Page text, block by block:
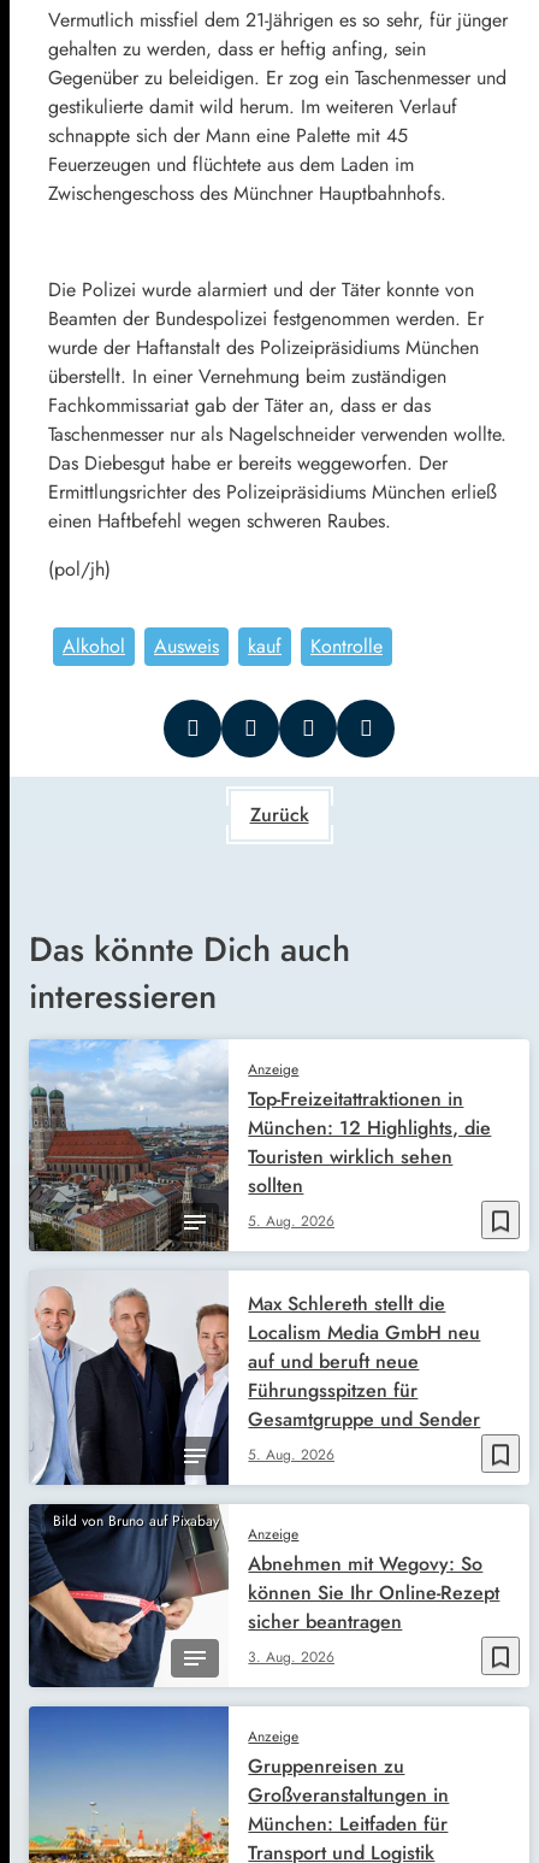
Vermutlich missfiel dem 21-Jährigen es so sehr, für jünger
gehalten zu werden, dass er heftig anfing, sein
Gegenüber zu beleidigen. Er zog ein Taschenmesser und
gestikulierte damit wild herum. Im weiteren Verlauf
schnappte sich der Mann eine Palette mit 45
Feuerzeugen und flüchtete aus dem Laden im
Zwischengeschoss des Münchner Hauptbahnhofs.
Die Polizei wurde alarmiert und der Täter konnte von
Beamten der Bundespolizei festgenommen werden. Er
wurde der Haftanstalt des Polizeipräsidiums München
überstellt. In einer Vernehmung beim zuständigen
Fachkommissariat gab der Täter an, dass er das
Taschenmesser nur als Nagelschneider verwenden wollte.
Das Diebesgut habe er bereits weggeworfen. Der
Ermittlungsrichter des Polizeipräsidiums München erließ
einen Haftbefehl wegen schweren Raubes.
(pol/jh)
Alkohol Ausweis kauf Kontrolle
Zurück
Das könnte Dich auch
interessieren
bookmark_border
Anzeige
5. Aug. 2026
Top-Freizeitattraktionen in
München: 12 Highlights, die
Touristen wirklich sehen
sollten
bookmark_border
5. Aug. 2026
Max Schlereth stellt die
Localism Media GmbH neu
auf und beruft neue
Führungsspitzen für
Gesamtgruppe und Sender
Bild von Bruno auf Pixabay
bookmark_border
Anzeige
3. Aug. 2026
Abnehmen mit Wegovy: So
können Sie Ihr Online-Rezept
sicher beantragen
Anzeige
Gruppenreisen zu
Großveranstaltungen in
München: Leitfaden für
Transport und Logistik